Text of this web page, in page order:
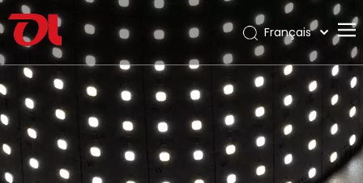
Maison
À propos de nous
Des produits
Application
Français
العربية
Pусский
Español
Português
Deutsch